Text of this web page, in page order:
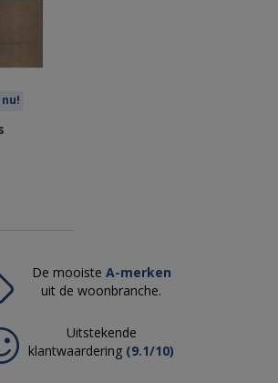
De mooiste A-merken
uit de woonbranche.
Uitstekende
klantwaardering (9.1/10)